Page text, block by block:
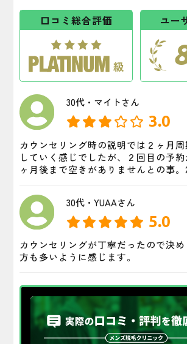
口コミ総合評価 ユー
30代・マイトさん
3.0
カウンセリング時の説明では２ヶ月
していく感じでしたが、２回目の予
ヶ月後まで空きがありませんとの事
困難なので解約して他社に通おうと思
の返金と解約してください」と伝えた
後の予約が取れました。レジーナに通
2〜3年通うことを許容出来る気の長い
感じでした。
30代・YUAAさん
5.0
カウンセリングが丁寧だったので決
方も多いように感じます。